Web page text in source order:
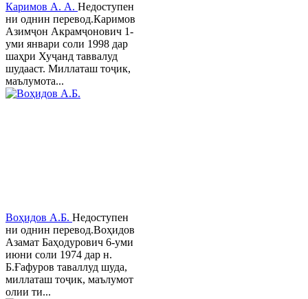
Каримов А. А. Недоступен
ни однин перевод.Каримов
Азимҷон Акрамҷонович 1-
уми январи соли 1998 дар
шаҳри Хуҷанд таввалуд
шудааст. Миллаташ тоҷик,
маълумота...
Воҳидов А.Б. Недоступен
ни однин перевод.Воҳидов
Азамат Баҳодурович 6-уми
июни соли 1974 дар н.
Б.Ғафуров таваллуд шуда,
миллаташ тоҷик, маълумот
олии ти...